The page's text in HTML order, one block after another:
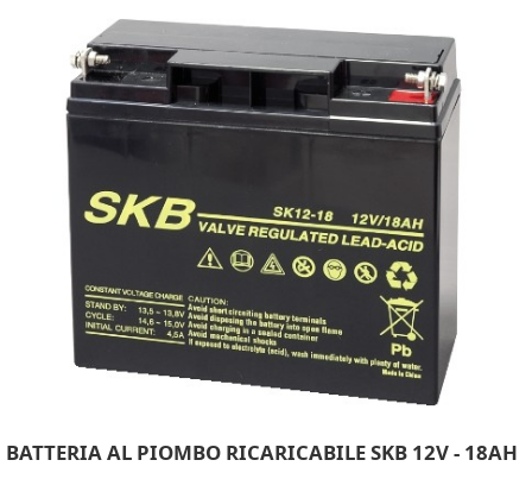
BATTERIA AL PIOMBO RICARICABILE SKB 12V - 18AH